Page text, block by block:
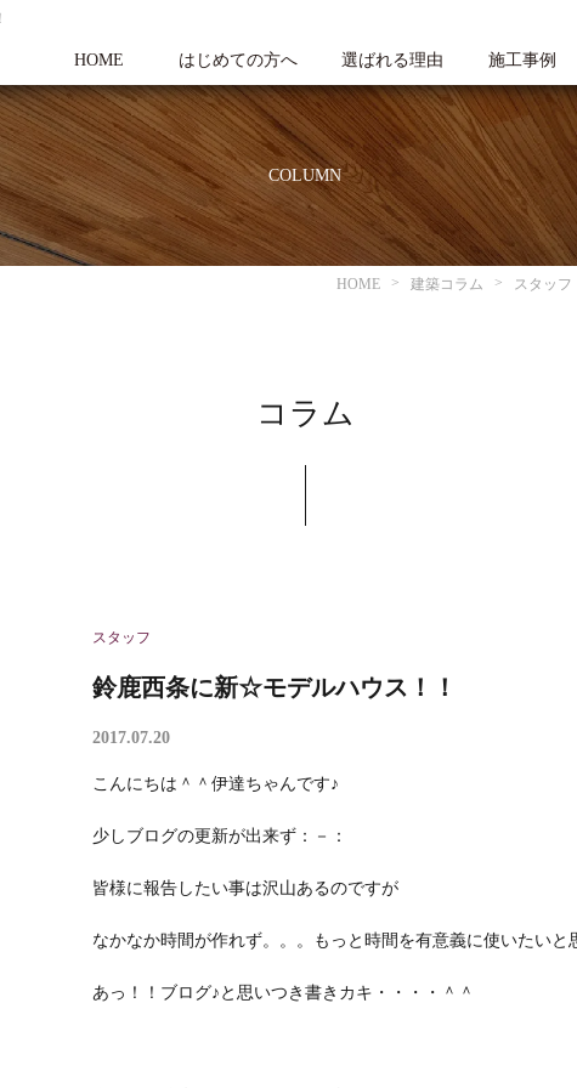
HOME はじめての方へ 選ばれる理由 施工事例
COLUMN
HOME 建築コラム スタッフ
コラム
スタッフ
鈴鹿西条に新☆モデルハウス！！
2017.07.20
こんにちは＾＾伊達ちゃんです♪
少しブログの更新が出来ず：－：
皆様に報告したい事は沢山あるのですが
なかなか時間が作れず。。。もっと時間を有意義に使いたいと
あっ！！ブログ♪と思いつき書きカキ・・・・＾＾